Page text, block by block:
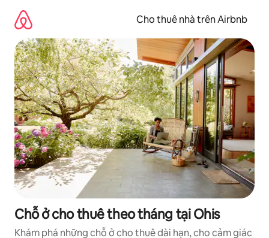
dung
Cho thuê nhà trên Airbnb
Chỗ ở cho thuê theo tháng tại Ohis
Khám phá những chỗ ở cho thuê dài hạn, cho cảm giác